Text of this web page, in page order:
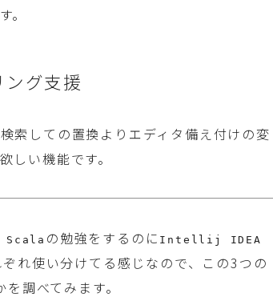
グ支援
索しての置換よりエディタ備え付けの変
しい機能です。
Scala の勉強をするのに Intellij IDEA
ぞれ使い分けてる感じなので、この3つの
調べてみます。